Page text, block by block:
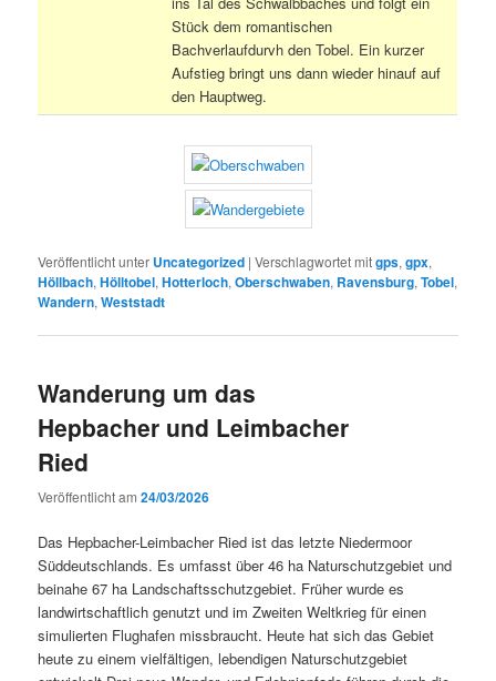
Stück dem romantischen
Bachverlaufdurvh den Tobel. Ein kurzer
Aufstieg bringt uns dann wieder hinauf auf
den Hauptweg.
Veröffentlicht unter Uncategorized |Verschlagwortet mitgps,gpx,
Höllbach,Hölltobel,Hotterloch,Oberschwaben, Ravensburg,Tobel,
Wandern,Weststadt
Wanderung um das
Hepbacher und Leimbacher
Ried
Veröffentlicht am24/03/2026
Das Hepbacher-Leimbacher Ried ist das letzte Niedermoor
Süddeutschlands. Es umfasst über 46 ha Naturschutzgebiet und
beinahe 67 ha Landschaftsschutzgebiet. Früher wurde es
landwirtschaftlich genutzt und im Zweiten Weltkrieg für einen
simulierten Flughafen missbraucht. Heute hat sich das Gebiet
heute zu einem vielfältigen, lebendigen Naturschutzgebiet